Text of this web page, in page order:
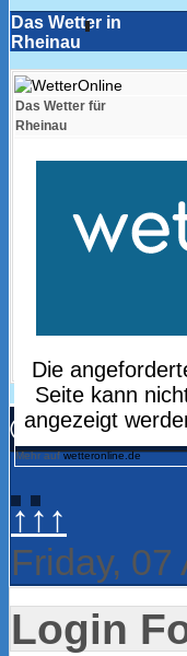
Das Wetter in
Rheinau
Das Wetter für
Rheinau
Mehr aufwetteronline.de
©
↑↑↑
Friday, 07
Login